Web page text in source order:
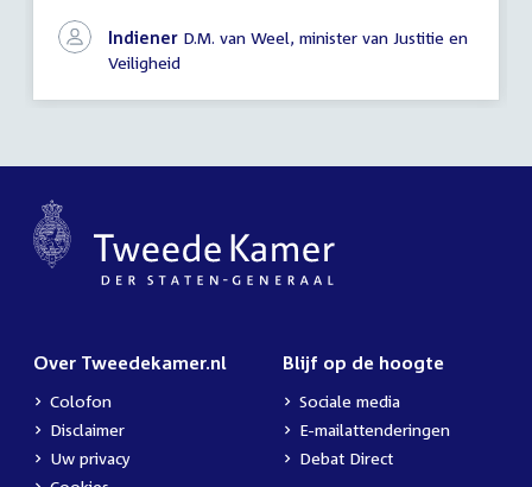
Indiener D.M. van Weel, minister van Justitie en
Veiligheid
Over Tweedekamer.nl
Colofon
Disclaimer
Uw privacy
Blijf op de hoogte
Sociale media
E-mailattenderingen
Debat Direct